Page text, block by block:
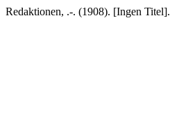
Redaktionen, .-. (1908). [Ingen Titel].